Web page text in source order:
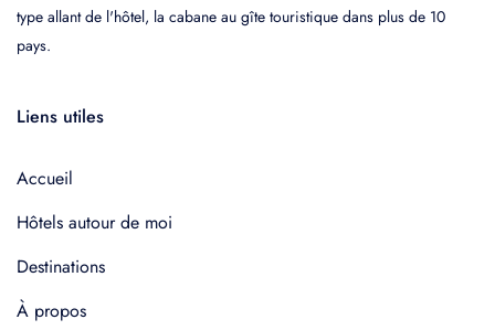
type allant de l'hôtel, la cabane au gîte touristique dans plus de 10
pays.
Liens utiles
Accueil
Hôtels autour de moi
Destinations
À propos